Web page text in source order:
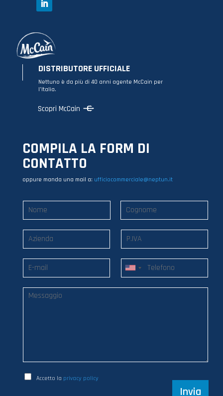
DISTRIBUTORE UFFICIALE
Nettuno è da più di 40 anni agente McCain per
l’Italia.
Scopri McCain
COMPILA LA FORM DI
CONTATTO
oppure manda una mail a: ufficiocommerciale@neptun.it
Accetto la privacy policy
Invia